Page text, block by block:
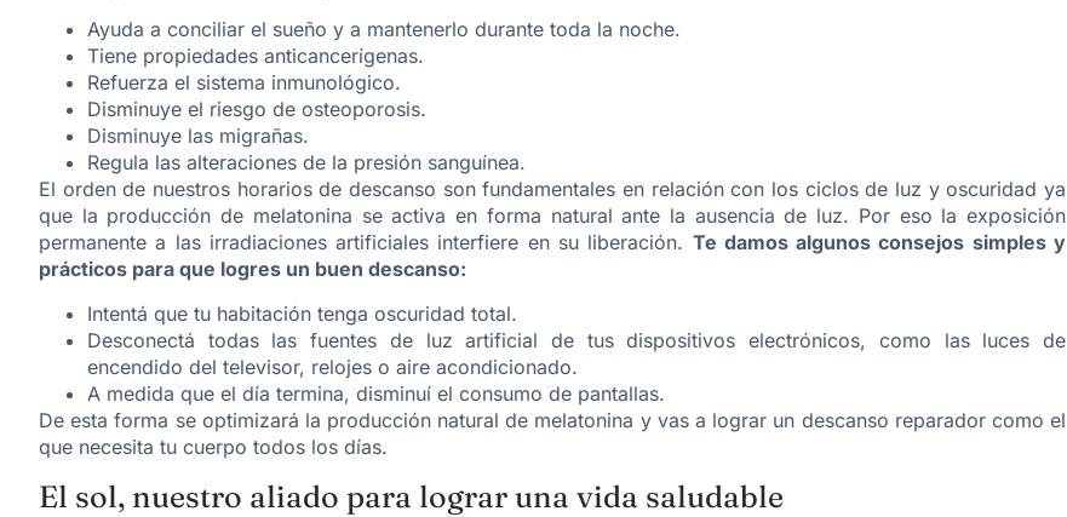
Ayuda a conciliar el sueño y a mantenerlo durante toda la noche.
Tiene propiedades anticancerígenas.
Refuerza el sistema inmunológico.
Disminuye el riesgo de osteoporosis.
Disminuye las migrañas.
Regula las alteraciones de la presión sanguínea.
El orden de nuestros horarios de descanso son fundamentales en relación con los ciclos de luz y oscuridad ya
que la producción de melatonina se activa en forma natural ante la ausencia de luz. Por eso la exposición
permanente a las irradiaciones artificiales interfiere en su liberación. Te damos algunos consejos simples y
prácticos para que logres un buen descanso:
Intentá que tu habitación tenga oscuridad total.
Desconectá todas las fuentes de luz artificial de tus dispositivos electrónicos, como las luces de
encendido del televisor, relojes o aire acondicionado.
A medida que el día termina, disminuí el consumo de pantallas.
De esta forma se optimizará la producción natural de melatonina y vas a lograr un descanso reparador como el
que necesita tu cuerpo todos los días.
El sol, nuestro aliado para lograr una vida saludable